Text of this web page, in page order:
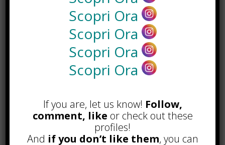
Lipolaser, cos’è, come funziona e
quali sono le controindicazioni
Novembre 14th, 2018
Recinto per cani fai da te, cosa
Scopri Ora
Scopri Ora
Scopri Ora
Scopri Ora
If you are, let us know! Follow,
comment, like or check out these
profiles!
And if you don’t like them, you can